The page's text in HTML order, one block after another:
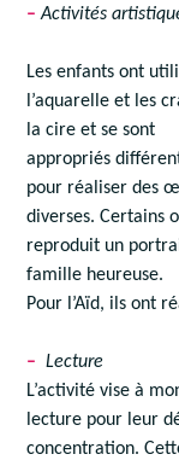
– Activités
Les enfants ont
l’aquarelle et les
la cire et se sont
appropriés
pour réaliser des
diverses. Certains
reproduit un
famille heureuse.
Pour l’Aïd, ils ont
– Lecture
L’activité vise à
lecture pour leur
concentration.